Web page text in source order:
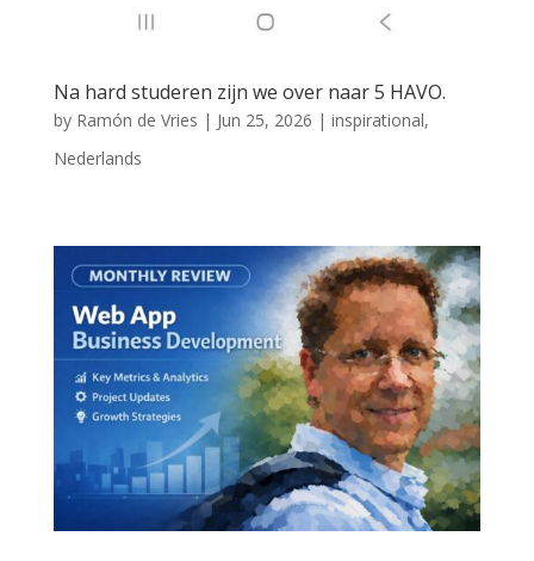
Na hard studeren zijn we over naar 5 HAVO.
by Ramón de Vries | Jun 25, 2026 | inspirational,
Nederlands